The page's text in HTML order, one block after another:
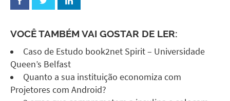
VOCÊ TAMBÉM VAI GOSTAR DE LER:
Caso de Estudo book2net Spirit – Universidade
Queen’s Belfast
Quanto a sua instituição economiza com
Projetores com Android?